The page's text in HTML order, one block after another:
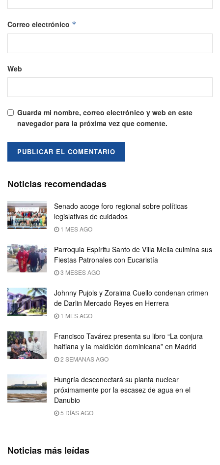
Correo electrónico *
Web
Guarda mi nombre, correo electrónico y web en este
navegador para la próxima vez que comente.
Noticias recomendadas
Senado acoge foro regional sobre políticas
legislativas de cuidados
1 MES AGO
Parroquia Espíritu Santo de Villa Mella culmina sus
Fiestas Patronales con Eucaristía
3 MESES AGO
Johnny Pujols y Zoraima Cuello condenan crimen
de Darlin Mercado Reyes en Herrera
1 MES AGO
Francisco Tavárez presenta su libro “La conjura
haitiana y la maldición dominicana” en Madrid
2 SEMANAS AGO
Hungría desconectará su planta nuclear
próximamente por la escasez de agua en el
Danubio
5 DÍAS AGO
Noticias más leídas